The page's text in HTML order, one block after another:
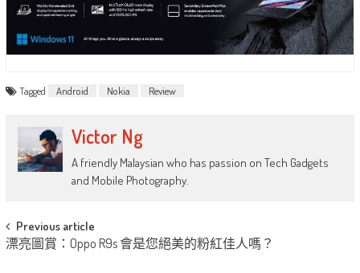
Tagged Android Nokia Review
Victor Ng
A friendly Malaysian who has passion on Tech Gadgets
and Mobile Photography.
Post
navigation
Previous article
漂亮圖賞：Oppo R9s 會是您絕美的粉紅佳人嗎？